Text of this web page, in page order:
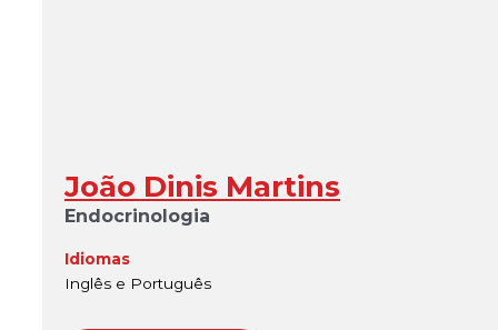
João Dinis Martins
Endocrinologia
Idiomas
Inglês e Português